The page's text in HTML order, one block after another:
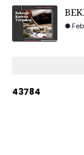
43784